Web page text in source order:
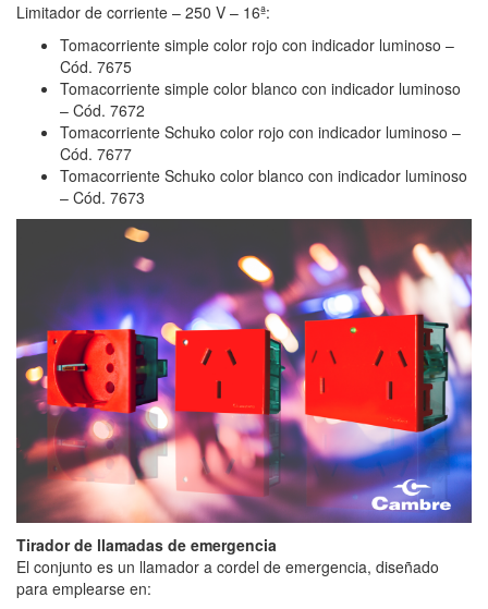
Limitador de corriente – 250 V – 16ª:
Tomacorriente simple color rojo con indicador luminoso –
Cód. 7675
Tomacorriente simple color blanco con indicador luminoso
– Cód. 7672
Tomacorriente Schuko color rojo con indicador luminoso –
Cód. 7677
Tomacorriente Schuko color blanco con indicador luminoso
– Cód. 7673
Tirador de llamadas de emergencia
El conjunto es un llamador a cordel de emergencia, diseñado
para emplearse en: